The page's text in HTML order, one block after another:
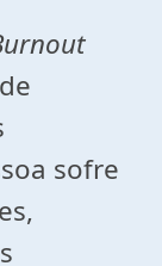
sofre